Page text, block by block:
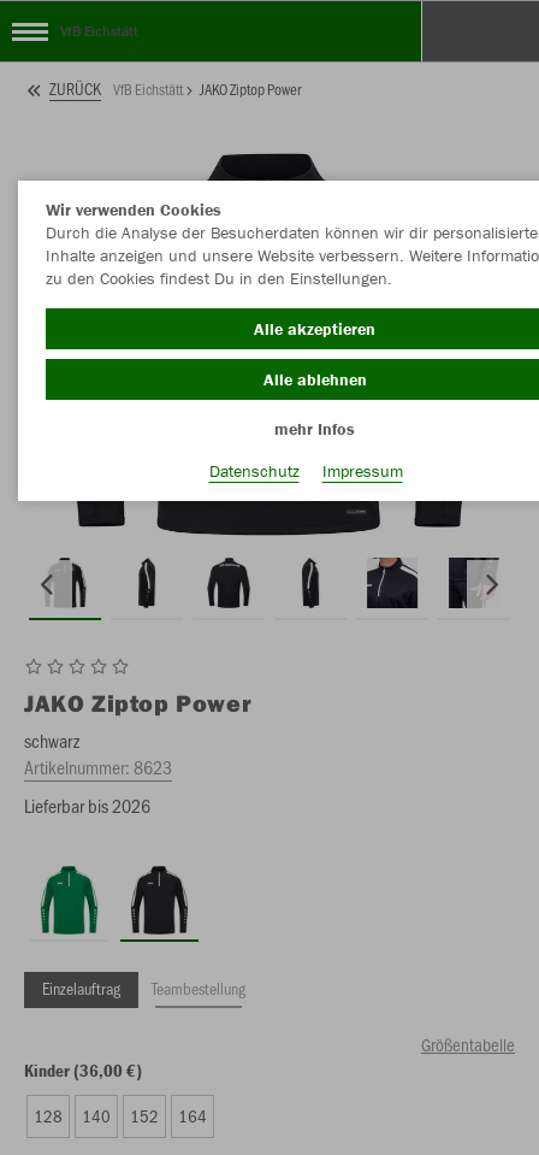
VfB Eichstätt
ZURÜCK VfB Eichstätt JAKO Ziptop Power
JAKO Ziptop Power
schwarz
Artikelnummer:8623
Lieferbar bis 2026
Einzelauftrag Teambestellung
Größentabelle
Kinder (36,00 €)
128 140 152 164
Wir verwenden Cookies
Durch die Analyse der Besucherdaten können wir dir personalisierte
Inhalte anzeigen und unsere Website verbessern. Weitere
zu den Cookies findest Du in den Einstellungen.
Alle akzeptieren
Alle ablehnen
mehr Infos
Datenschutz
Impressum